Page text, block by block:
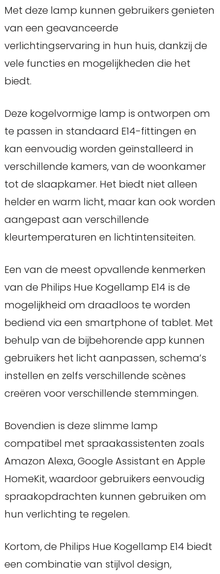
Met deze lamp kunnen gebruikers genieten
van een geavanceerde
verlichtingservaring in hun huis, dankzij de
vele functies en mogelijkheden die het
biedt.
Deze kogelvormige lamp is ontworpen om
te passen in standaard E14-fittingen en
kan eenvoudig worden geïnstalleerd in
verschillende kamers, van de woonkamer
tot de slaapkamer. Het biedt niet alleen
helder en warm licht, maar kan ook worden
aangepast aan verschillende
kleurtemperaturen en lichtintensiteiten.
Een van de meest opvallende kenmerken
van de Philips Hue Kogellamp E14 is de
mogelijkheid om draadloos te worden
bediend via een smartphone of tablet. Met
behulp van de bijbehorende app kunnen
gebruikers het licht aanpassen, schema’s
instellen en zelfs verschillende scènes
creëren voor verschillende stemmingen.
Bovendien is deze slimme lamp
compatibel met spraakassistenten zoals
Amazon Alexa, Google Assistant en Apple
HomeKit, waardoor gebruikers eenvoudig
spraakopdrachten kunnen gebruiken om
hun verlichting te regelen.
Kortom, de Philips Hue Kogellamp E14 biedt
een combinatie van stijlvol design,